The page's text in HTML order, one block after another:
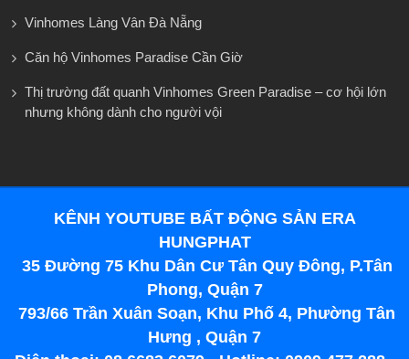
Vinhomes Làng Vân Đà Nẵng
Căn hộ Vinhomes Paradise Cần Giờ
Thị trường đất quanh Vinhomes Green Paradise – cơ hội lớn
nhưng không dành cho người vội
KÊNH YOUTUBE BẤT ĐỘNG SẢN ERA
HUNGPHAT
35 Đường 75 Khu Dân Cư Tân Quy Đông, P.Tân
Phong, Quận 7
793/66 Trần Xuân Soạn, Khu Phố 4, Phường Tân
Hưng , Quận 7